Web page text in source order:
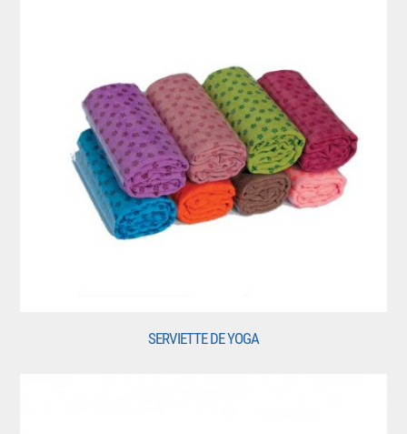
SERVIETTE DE YOGA